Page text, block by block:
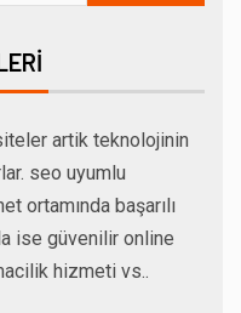
artik teknolojinin
seo uyumlu
ortamında başarılı
ise güvenilir online
hizmeti vs..